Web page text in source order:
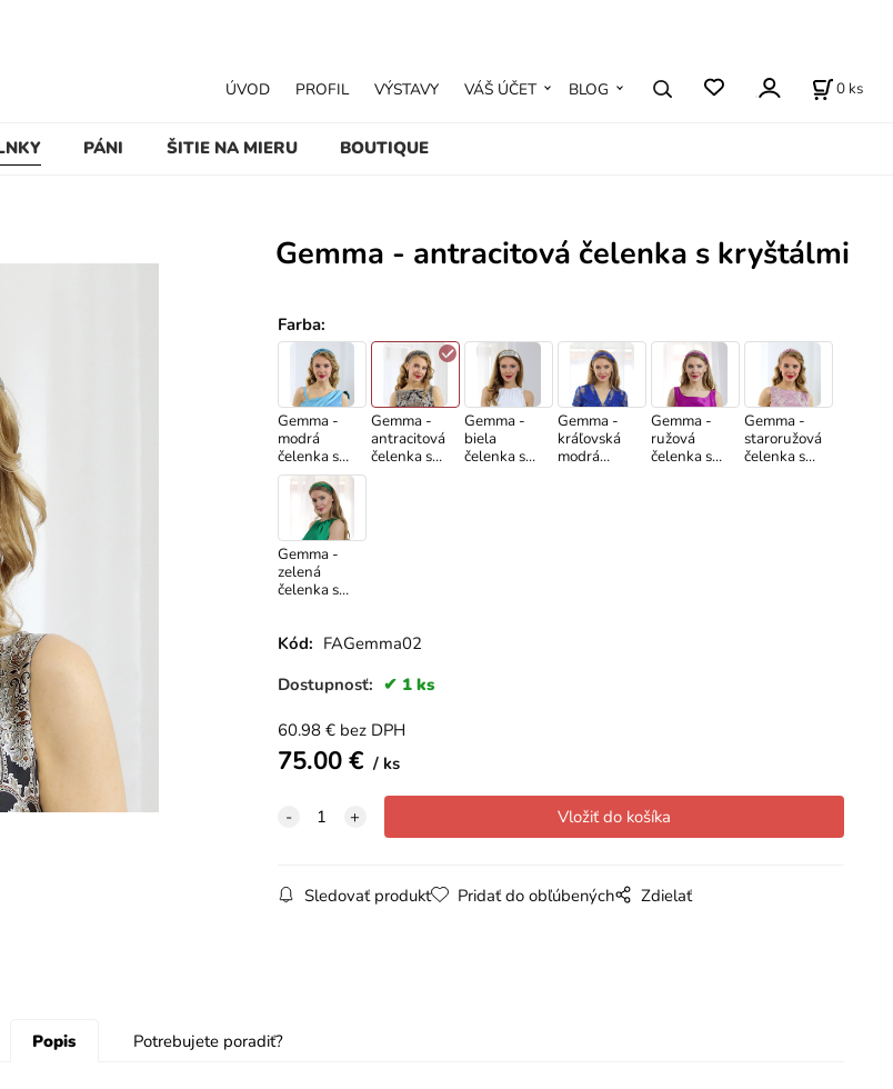
PÁNI ŠITIE NA MIERU BOUTIQUE
ÚVOD PROFIL VÝSTAVY VÁŠ ÚČET BLOG 0 ks
Gemma - antracitová čelenka s kryštálmi
Farba:
Gemma -
modrá
čelenka s
kryštálmi
Gemma -
antracitová
čelenka s
Gemma -
biela
čelenka s
Gemma -
kráľovská
modrá
Gemma -
ružová
čelenka s
Gemma -
staroružová
čelenka s
Gemma -
zelená
čelenka s
Kód: FAGemma02
Dostupnosť:
1 ks
60.98€ bez DPH
75.00€ ks
Sledovať produkt Pridať do obľúbených Zdielať
Popis Potrebujete poradiť?